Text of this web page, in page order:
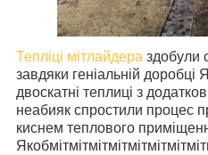
Тепліці мітлайдера здобули
завдяки геніальній доробці
двоскатні теплиці з
неабияк спростили процес
киснем теплового